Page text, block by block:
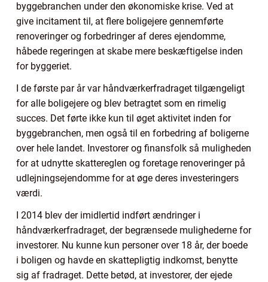
byggebranchen under den økonomiske krise. Ved at
give incitament til, at flere boligejere gennemførte
renoveringer og forbedringer af deres ejendomme,
håbede regeringen at skabe mere beskæftigelse inden
for byggeriet.
I de første par år var håndværkerfradraget tilgængeligt
for alle boligejere og blev betragtet som en rimelig
succes. Det førte ikke kun til øget aktivitet inden for
byggebranchen, men også til en forbedring af boligerne
over hele landet. Investorer og finansfolk så muligheden
for at udnytte skattereglen og foretage renoveringer på
udlejningsejendomme for at øge deres investeringers
værdi.
I 2014 blev der imidlertid indført ændringer i
håndværkerfradraget, der begrænsede mulighederne for
investorer. Nu kunne kun personer over 18 år, der boede
i boligen og havde en skattepligtig indkomst, benytte
sig af fradraget. Dette betød, at investorer, der ejede